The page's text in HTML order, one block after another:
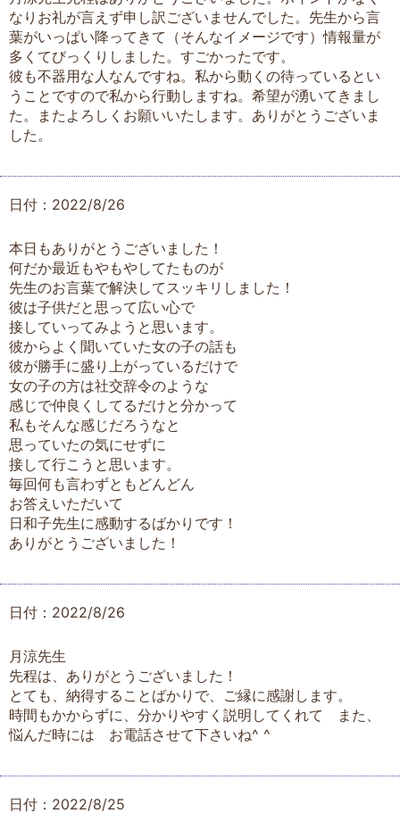
なりお礼が言えず申し訳ございませんでした。先生から言
葉がいっぱい降ってきて（そんなイメージです）情報量が
多くてびっくりしました。すごかったです。
彼も不器用な人なんですね。私から動くの待っているとい
うことですので私から行動しますね。希望が湧いてきまし
た。またよろしくお願いいたします。ありがとうございま
した。
日付：2022/8/26
本日もありがとうございました！
何だか最近もやもやしてたものが
先生のお言葉で解決してスッキリしました！
彼は子供だと思って広い心で
接していってみようと思います。
彼からよく聞いていた女の子の話も
彼が勝手に盛り上がっているだけで
女の子の方は社交辞令のような
感じで仲良くしてるだけと分かって
私もそんな感じだろうなと
思っていたの気にせずに
接して行こうと思います。
毎回何も言わずともどんどん
お答えいただいて
日和子先生に感動するばかりです！
ありがとうございました！
日付：2022/8/26
月涼先生
先程は、ありがとうございました！
とても、納得することばかりで、ご縁に感謝します。
時間もかからずに、分かりやすく説明してくれて また、
悩んだ時には お電話させて下さいね^ ^
日付：2022/8/25